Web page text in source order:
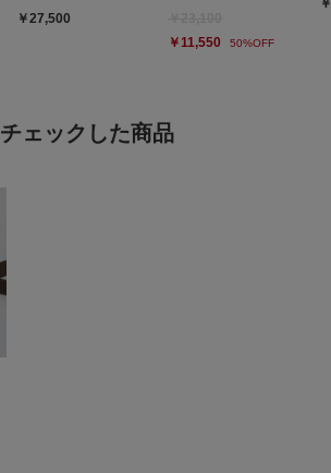
￥27,500
￥11,550
50%OFF
チェックした商品